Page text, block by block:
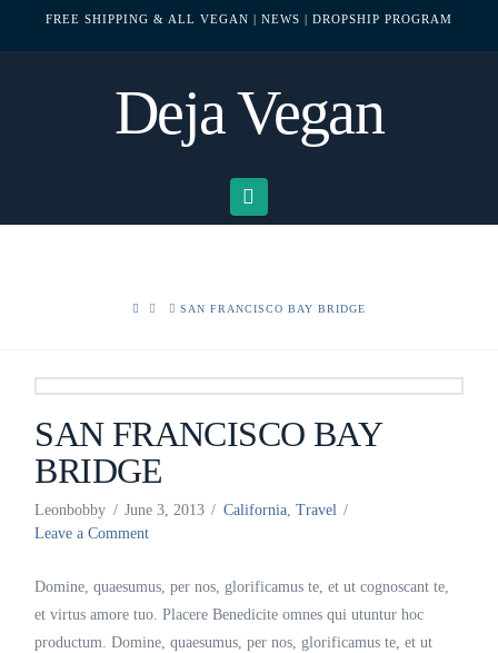
FREE SHIPPING & ALL VEGAN | NEWS | DROPSHIP PROGRAM
Deja Vegan
HOME SAN FRANCISCO BAY BRIDGE
SAN FRANCISCO BAY
BRIDGE
Leonbobby June 3, 2013 California, Travel
Leave a Comment
Domine, quaesumus, per nos, glorificamus te, et ut cognoscant te,
et virtus amore tuo. Placere Benedicite omnes qui utuntur hoc
productum. Domine, quaesumus, per nos, glorificamus te, et ut